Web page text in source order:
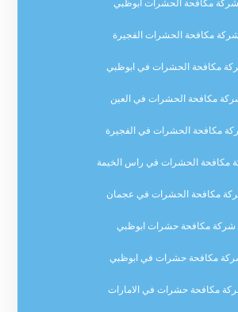
شركة مكافحة الحشرات ابوظبي
شركة مكافحة الحشرات الفجيرة
مكافحة الحشرات في ابوظبي
مكافحة الحشرات في العين
مكافحة الحشرات في الفجيرة
مكافحة الحشرات في راس الخيمة
مكافحة الحشرات في عجمان
شركة مكافحة حشرات ابوظبي
مكافحة حشرات في ابوظبي
مكافحة حشرات في الامارات